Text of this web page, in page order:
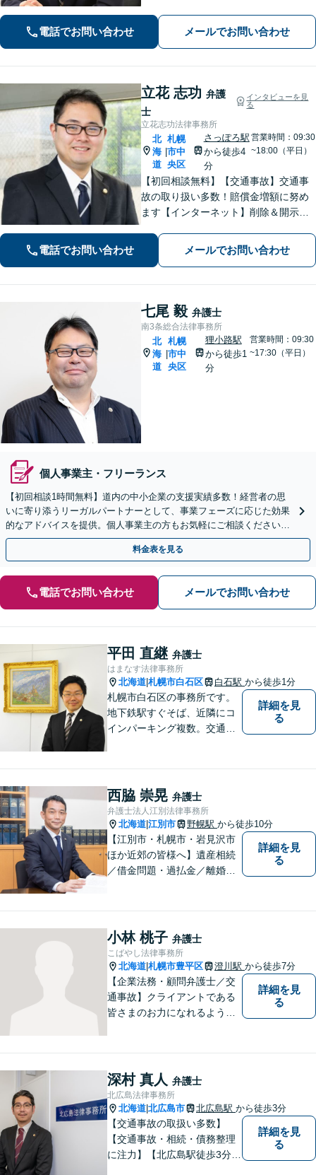
経験あり。【バスセンター前駅3番出口
徒歩1分】
電話でお問い合わせ メールでお問い合わせ
立花 志功 弁護
士
インタビューを見
る
立花志功法律事務所
北
海
道
札幌
市中
央区
さっぽろ駅
から徒歩4
分
営業時間：09:30
~18:00（平日）
【初回相談無料】【交通事故】交通事
故の取り扱い多数！賠償金増額に努め
ます【インターネット】削除＆開示請
事事件】超速対応！【電話・メール相
談可】【大通駅／札幌駅5分】
電話でお問い合わせ メールでお問い合わせ
七尾 毅 弁護士
南3条総合法律事務所
北
海
道
札幌
市中
央区
狸小路駅
から徒歩1
分
営業時間：09:30
~17:30（平日）
個人事業主・フリーランス
【初回相談1時間無料】道内の中小企業の支援実績多数！経営者の思
いに寄り添うリーガルパートナーとして、事業フェーズに応じた効果
的なアドバイスを提供。個人事業主の方もお気軽にご相談ください
【顧問契約OK】【休日・夜間面談OK】【すすきの駅2分】
料金表を見る
電話でお問い合わせ メールでお問い合わせ
平田 直継 弁護士
はまなす法律事務所
北海道 札幌市白石区 白石駅 から徒歩1分
札幌市白石区の事務所です。
地下鉄駅すぐそば、近隣にコ
インパーキング複数。交通の
もアクセス良好。相続、交通
事故、離婚、債務整理など幅
広く対応する４０代の経験豊
富な弁護士です。
詳細を見
る
西脇 崇晃 弁護士
弁護士法人江別法律事務所
北海道 江別市 野幌駅 から徒歩10分
【江別市・札幌市・岩見沢市
ほか近郊の皆様へ】遺産相続
／借金問題・過払金／離婚／
気軽にお問い合わせ下さい。
詳細を見
る
小林 桃子 弁護士
こばやし法律事務所
北海道 札幌市豊平区 澄川駅 から徒歩7分
【企業法務・顧問弁護士／交
通事故】クライアントである
皆さまのお力になれるよう全
詳細を見
る
深村 真人 弁護士
北広島法律事務所
北海道 北広島市 北広島駅 から徒歩3分
【交通事故の取扱い多数】
【交通事故・相続・債務整理
に注力】【北広島駅徒歩3分】
詳細を見
る